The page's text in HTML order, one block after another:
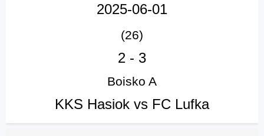
2025-06-01
(26)
2 - 3
Boisko A
KKS Hasiok vs FC Lufka